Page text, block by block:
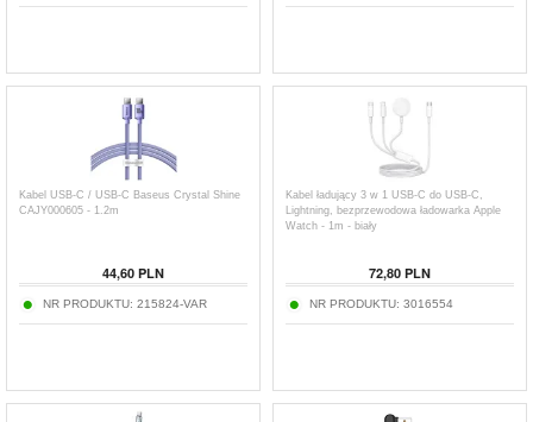
Kabel USB-C / USB-C Baseus Crystal Shine
CAJY000605 - 1.2m
44,60 PLN
NR PRODUKTU: 215824-VAR
Kabel ładujący 3 w 1 USB-C do USB-C,
Lightning, bezprzewodowa ładowarka Apple
Watch - 1m - biały
72,80 PLN
NR PRODUKTU: 3016554